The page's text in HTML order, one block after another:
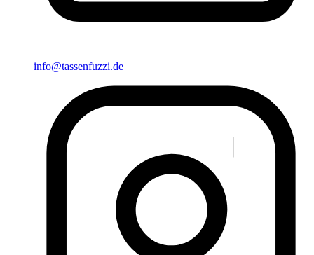
info@tassenfuzzi.de